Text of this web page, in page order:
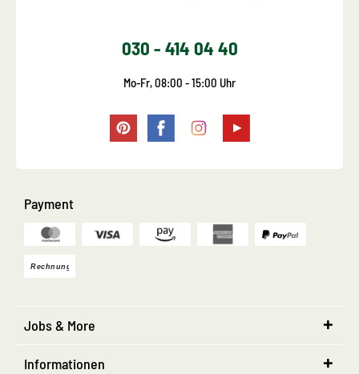
030 - 414 04 40
Mo-Fr, 08:00 - 15:00 Uhr
Payment
Jobs & More
Informationen